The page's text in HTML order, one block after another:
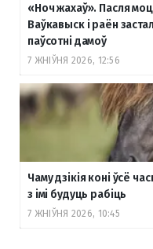
«Ноч жахаў». Пасля
Ваўкавыск і раён
паўсотні дамоў
7 ЖНІЎНЯ 2026, 12:56
Чаму дзікія коні ўсё
з імі будуць рабіць
7 ЖНІЎНЯ 2026, 10:45